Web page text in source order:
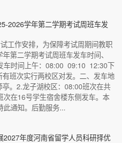
2026学年第二学期考试周班车发
工作安排，为保障考试周期间教职
第二学期考试周班车发车时间、
车时间上午：08:00 09:10 12:30下
班次实行两校区对发。二、发车地
。2.龙子湖校区：08:00班次在共
在16号学生宿舍楼东侧发车。本
此通知。后勤服务...
2027年度河南省留学人员科研择优